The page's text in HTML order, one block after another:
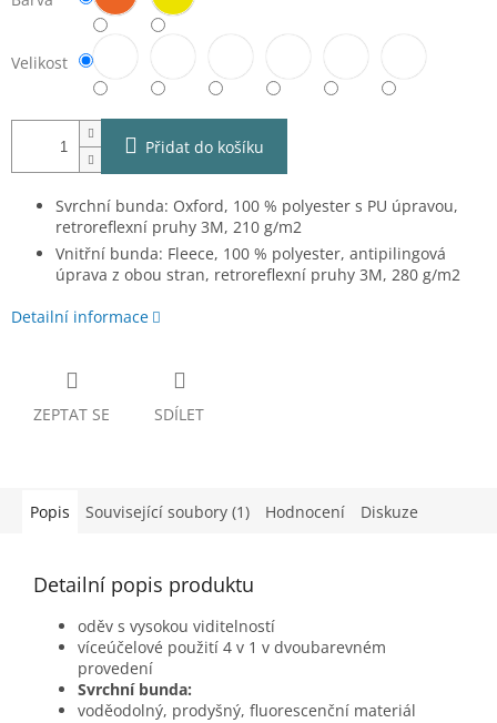
Velikost
Přidat do košíku
Svrchní bunda: Oxford, 100 % polyester s PU úpravou,
retroreflexní pruhy 3M, 210 g/m2
Vnitřní bunda: Fleece, 100 % polyester, antipilingová
úprava z obou stran, retroreflexní pruhy 3M, 280 g/m2
Detailní informace
ZEPTAT SE SDÍLET
Popis Související soubory (1) Hodnocení Diskuze
Detailní popis produktu
oděv s vysokou viditelností
víceúčelové použití 4 v 1 v dvoubarevném
provedení
Svrchní bunda:
voděodolný, prodyšný, fluorescenční materiál